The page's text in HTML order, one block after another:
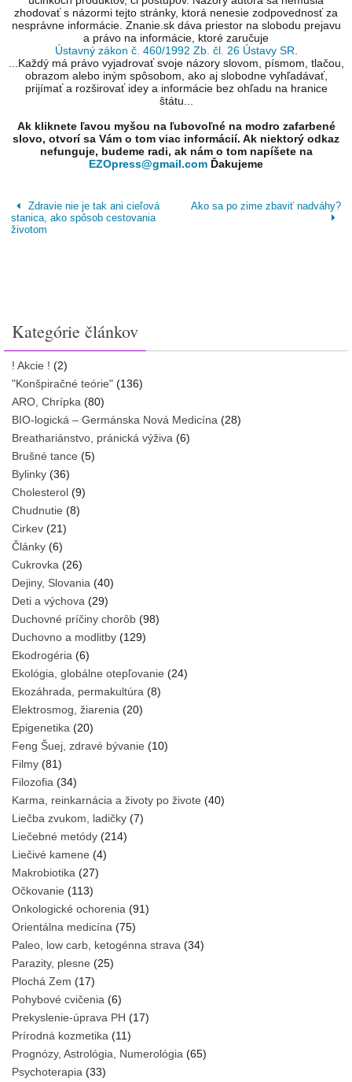
zhodovať s názormi tejto stránky, ktorá nenesie zodpovednosť za
nesprávne informácie. Znanie.sk dáva priestor na slobodu prejavu
a právo na informácie, ktoré zaručuje
Ústavný zákon č. 460/1992 Zb. čl. 26 Ústavy SR
...Každý má právo vyjadrovať svoje názory slovom, písmom, tlačou,
obrazom alebo iným spôsobom, ako aj slobodne vyhľadávať,
prijímať a rozširovať idey a informácie bez ohľadu na hranice
štátu...
Ak kliknete ľavou myšou na ľubovoľné na modro zafarbené
slovo, otvorí sa Vám o tom viac informácií. Ak niektorý odkaz
nefunguje, budeme radi, ak nám o tom napíšete na
EZOpress@gmail.com Ďakujeme
Zdravie nie je tak ani cieľová
stanica, ako spôsob cestovania
životom
Ako sa po zime zbaviť nadváhy?
Kategórie článkov
! Akcie ! (2)
"Konšpiračné teórie" (136)
ARO, Chrípka (80)
BIO-logická – Germánska Nová Medicína (28)
Breathariánstvo, pránická výživa (6)
Brušné tance (5)
Bylinky (36)
Cholesterol (9)
Chudnutie (8)
Cirkev (21)
Články (6)
Cukrovka (26)
Dejiny, Slovania (40)
Deti a výchova (29)
Duchovné príčiny chorôb (98)
Duchovno a modlitby (129)
Ekodrogéria (6)
Ekológia, globálne otepľovanie (24)
Ekozáhrada, permakultúra (8)
Elektrosmog, žiarenia (20)
Epigenetika (20)
Feng Šuej, zdravé bývanie (10)
Filmy (81)
Filozofia (34)
Karma, reinkarnácia a životy po živote (40)
Liečba zvukom, ladičky (7)
Liečebné metódy (214)
Liečivé kamene (4)
Makrobiotika (27)
Očkovanie (113)
Onkologické ochorenia (91)
Orientálna medicína (75)
Paleo, low carb, ketogénna strava (34)
Parazity, plesne (25)
Plochá Zem (17)
Pohybové cvičenia (6)
Prekyslenie-úprava PH (17)
Prírodná kozmetika (11)
Prognózy, Astrológia, Numerológia (65)
Psychoterapia (33)